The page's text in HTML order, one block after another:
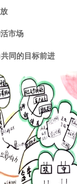
市场
同的目 标前进